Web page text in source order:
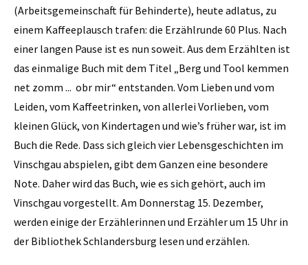
(Arbeitsgemeinschaft für Behinderte), heute adlatus, zu
einem Kaffeeplausch trafen: die Erzählrunde 60 Plus. Nach
einer langen Pause ist es nun soweit. Aus dem Erzählten ist
das einmalige Buch mit dem Titel „Berg und Tool kemmen
net zomm ... obr mir“ entstanden. Vom Lieben und vom
Leiden, vom Kaffeetrinken, von allerlei Vorlieben, vom
kleinen Glück, von Kindertagen und wie’s früher war, ist im
Buch die Rede. Dass sich gleich vier Lebensgeschichten im
Vinschgau abspielen, gibt dem Ganzen eine besondere
Note. Daher wird das Buch, wie es sich gehört, auch im
Vinschgau vorgestellt. Am Donnerstag 15. Dezember,
werden einige der Erzählerinnen und Erzähler um 15 Uhr in
der Bibliothek Schlandersburg lesen und erzählen.